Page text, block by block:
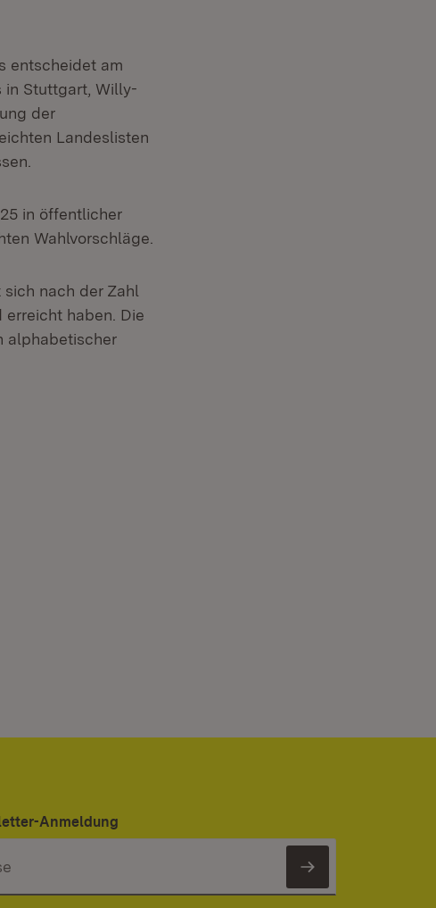
entscheidet am
in Stuttgart, Willy-
der
Landeslisten
in öffentlicher
Wahlvorschläge.
nach der Zahl
haben. Die
alphabetischer
Anmeldung
Newsletter